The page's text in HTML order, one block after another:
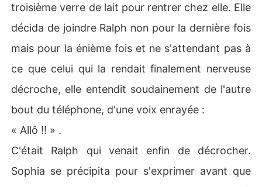
troisième verre de lait pour rentrer chez elle. Elle
décida de joindre Ralph non pour la dernière fois
mais pour la énième fois et ne s'attendant pas à
ce que celui qui la rendait finalement nerveuse
décroche, elle entendit soudainement de l'autre
bout du téléphone, d'une voix enrayée :
« Allô !! » .
C'était Ralph qui venait enfin de décrocher.
Sophia se précipita pour s'exprimer avant que